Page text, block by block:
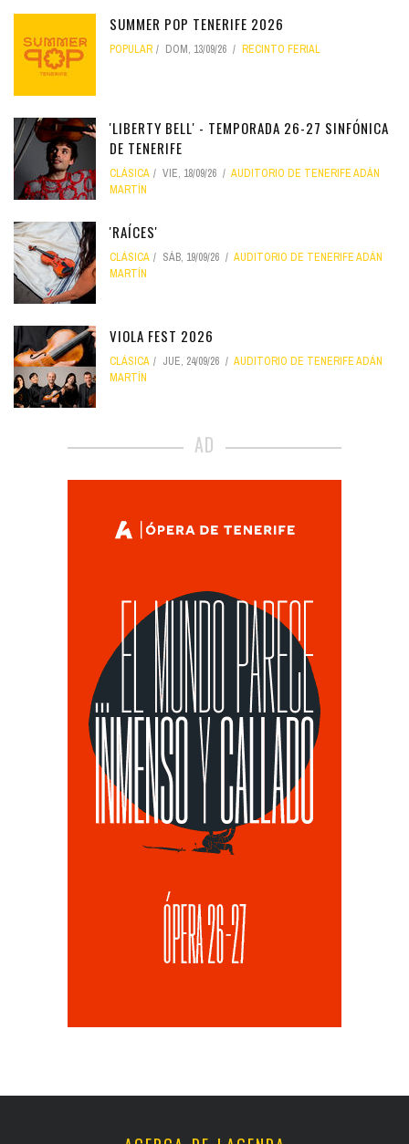
SUMMER POP TENERIFE 2026
POPULAR DOM, 13/09/26 RECINTO FERIAL
'LIBERTY BELL' - TEMPORADA 26-27 SINFÓNICA
DE TENERIFE
CLÁSICA VIE, 18/09/26
AUDITORIO DE TENERIFE ADÁN
MARTÍN
'RAÍCES'
CLÁSICA SÁB, 19/09/26
AUDITORIO DE TENERIFE ADÁN
MARTÍN
VIOLA FEST 2026
CLÁSICA JUE, 24/09/26
AUDITORIO DE TENERIFE ADÁN
MARTÍN
AD